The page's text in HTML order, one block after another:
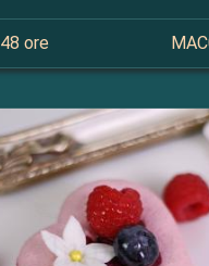
48 ore